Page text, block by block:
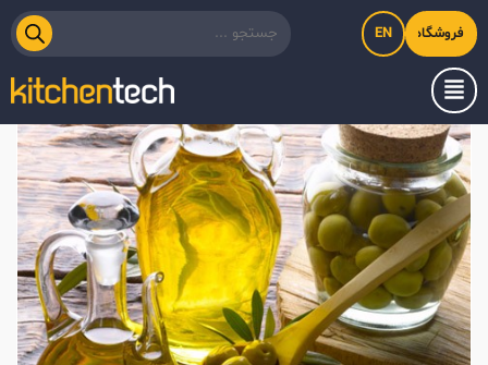
فروشگاه اینترنتی کیت‌لاین
EN